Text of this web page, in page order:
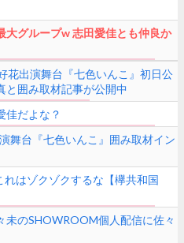
大グループw 志田愛佳とも仲良か
花出演舞台『七色いんこ』初日公
と囲み取材記事が公開中
佳だよな？
舞台『七色いんこ』囲み取材イン
はゾクゾクするな【欅共和国
のSHOWROOM個人配信に佐々